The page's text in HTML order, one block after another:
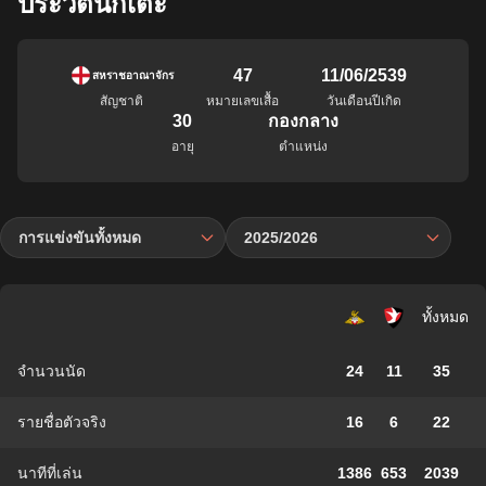
สหราชอาณาจักร
สัญชาติ
47
หมายเลขเสื้อ
11/06/2539
วันเดือนปีเกิด
30
อายุ
กองกลาง
ตำแหน่ง
การแข่งขันทั้งหมด 2025/2026
ทั้งหมด
จำนวนนัด 24 11 35
รายชื่อตัวจริง 16 6 22
นาทีที่เล่น 1386 653 2039